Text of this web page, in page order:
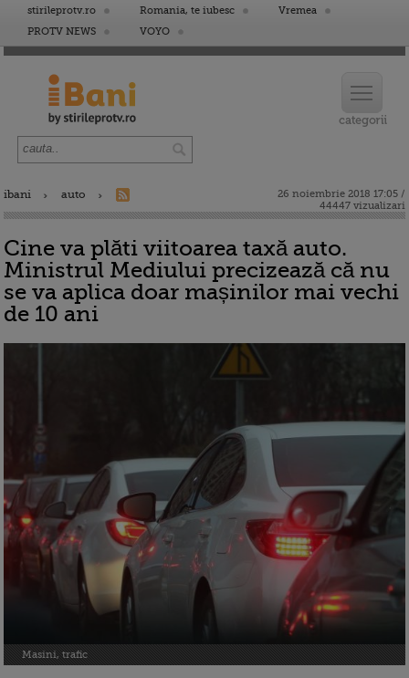
stirileprotv.ro Romania, te iubesc
Vremea
PROTV NEWS
VOYO
ibani auto
26 noiembrie 2018 17:05 /
44447 vizualizari
Cine va plăti viitoarea taxă auto.
Ministrul Mediului precizează că nu
se va aplica doar mașinilor mai vechi
de 10 ani
Masini, trafic